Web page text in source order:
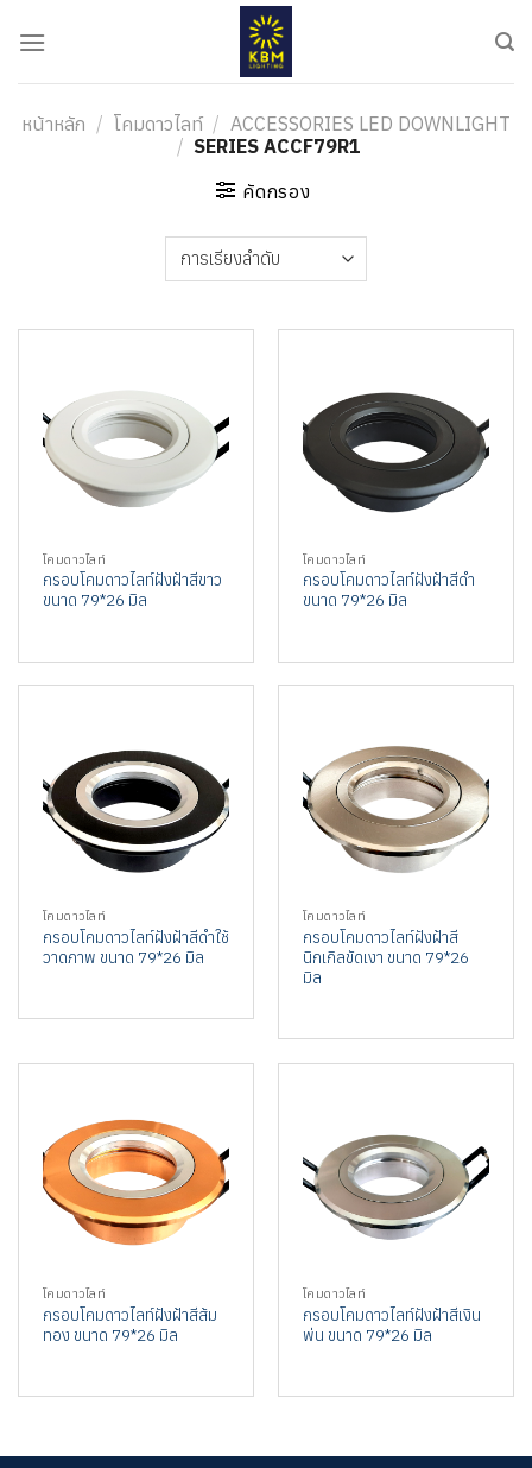
หน้าหลัก / โคมดาวไลท์ / ACCESSORIES LED DOWNLIGHT
/ SERIES ACCF79R1
คัดกรอง
โคมดาวไลท์
กรอบโคมดาวไลท์ฝังฝ้าสีขาว
ขนาด 79*26 มิล
โคมดาวไลท์
กรอบโคมดาวไลท์ฝังฝ้าสีดำ
ขนาด 79*26 มิล
โคมดาวไลท์
กรอบโคมดาวไลท์ฝังฝ้าสีดำใช้
วาดภาพ ขนาด 79*26 มิล
โคมดาวไลท์
กรอบโคมดาวไลท์ฝังฝ้าสี
นิกเกิลขัดเงา ขนาด 79*26
มิล
โคมดาวไลท์
กรอบโคมดาวไลท์ฝังฝ้าสีส้ม
ทอง ขนาด 79*26 มิล
โคมดาวไลท์
กรอบโคมดาวไลท์ฝังฝ้าสีเงิน
พ่น ขนาด 79*26 มิล